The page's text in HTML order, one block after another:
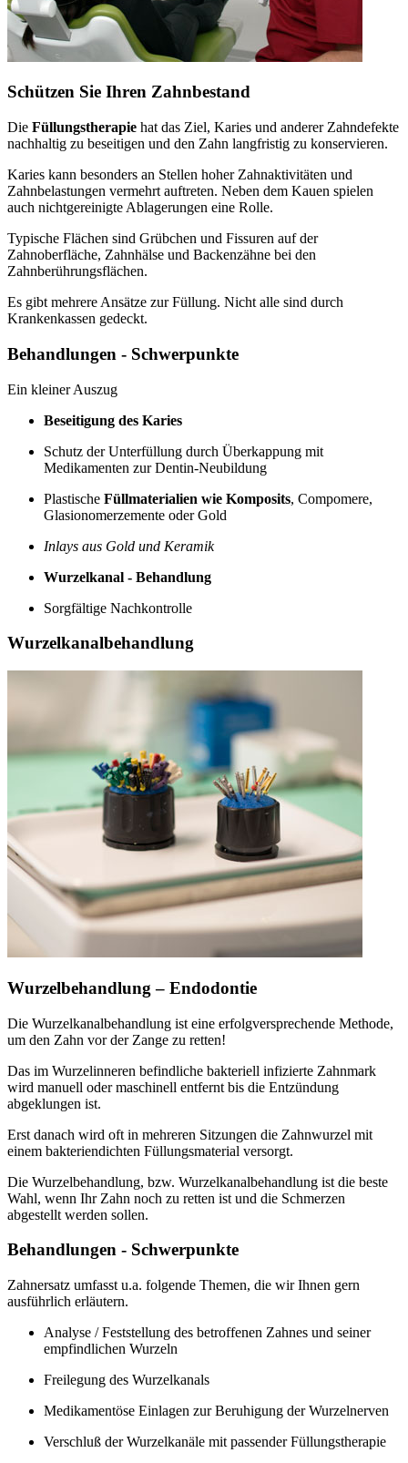
Schützen Sie Ihren Zahnbestand
Die Füllungstherapie hat das Ziel, Karies und anderer Zahndefekte
nachhaltig zu beseitigen und den Zahn langfristig zu konservieren.
Karies kann besonders an Stellen hoher Zahnaktivitäten und
Zahnbelastungen vermehrt auftreten. Neben dem Kauen spielen
auch nichtgereinigte Ablagerungen eine Rolle.
Typische Flächen sind Grübchen und Fissuren auf der
Zahnoberfläche, Zahnhälse und Backenzähne bei den
Zahnberührungsflächen.
Es gibt mehrere Ansätze zur Füllung. Nicht alle sind durch
Krankenkassen gedeckt.
Behandlungen - Schwerpunkte
Ein kleiner Auszug
Beseitigung des Karies
Schutz der Unterfüllung durch Überkappung mit
Medikamenten zur Dentin-Neubildung
Plastische Füllmaterialien wie Komposits, Compomere,
Glasionomerzemente oder Gold
Inlays aus Gold und Keramik
Wurzelkanal - Behandlung
Sorgfältige Nachkontrolle
Wurzelkanalbehandlung
Wurzelbehandlung – Endodontie
Die Wurzelkanalbehandlung ist eine erfolgversprechende Methode,
um den Zahn vor der Zange zu retten!
Das im Wurzelinneren befindliche bakteriell infizierte Zahnmark
wird manuell oder maschinell entfernt bis die Entzündung
abgeklungen ist.
Erst danach wird oft in mehreren Sitzungen die Zahnwurzel mit
einem bakteriendichten Füllungsmaterial versorgt.
Die Wurzelbehandlung, bzw. Wurzelkanalbehandlung ist die beste
Wahl, wenn Ihr Zahn noch zu retten ist und die Schmerzen
abgestellt werden sollen.
Behandlungen - Schwerpunkte
Zahnersatz umfasst u.a. folgende Themen, die wir Ihnen gern
ausführlich erläutern.
Analyse / Feststellung des betroffenen Zahnes und seiner
empfindlichen Wurzeln
Freilegung des Wurzelkanals
Medikamentöse Einlagen zur Beruhigung der Wurzelnerven
Verschluß der Wurzelkanäle mit passender Füllungstherapie